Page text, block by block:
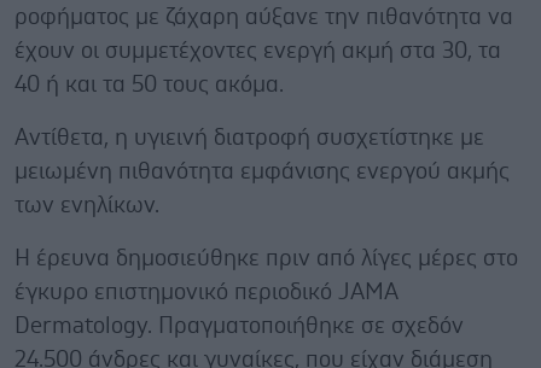
ροφήματος με ζάχαρη αύξανε την πιθανότητα να
έχουν οι συμμετέχοντες ενεργή ακμή στα 30, τα
40 ή και τα 50 τους ακόμα.
Αντίθετα, η υγιεινή διατροφή συσχετίστηκε με
μειωμένη πιθανότητα εμφάνισης ενεργού ακμής
των ενηλίκων.
Η έρευνα δημοσιεύθηκε πριν από λίγες μέρες στο
έγκυρο επιστημονικό περιοδικό JAMA
Dermatology. Πραγματοποιήθηκε σε σχεδόν
24.500 άνδρες και γυναίκες, που είχαν διάμεση